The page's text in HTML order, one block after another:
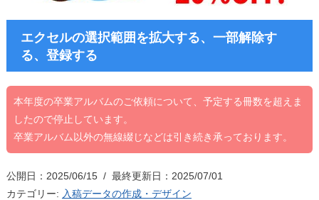
エクセルの選択範囲を拡大する、一部解除す
る、登録する
本年度の卒業アルバムのご依頼について、予定する冊数を超えま
したので停止しています。
卒業アルバム以外の無線綴じなどは引き続き承っております。
公開日：2025/06/15 / 最終更新日：2025/07/01
カテゴリー: 入稿データの作成・デザイン